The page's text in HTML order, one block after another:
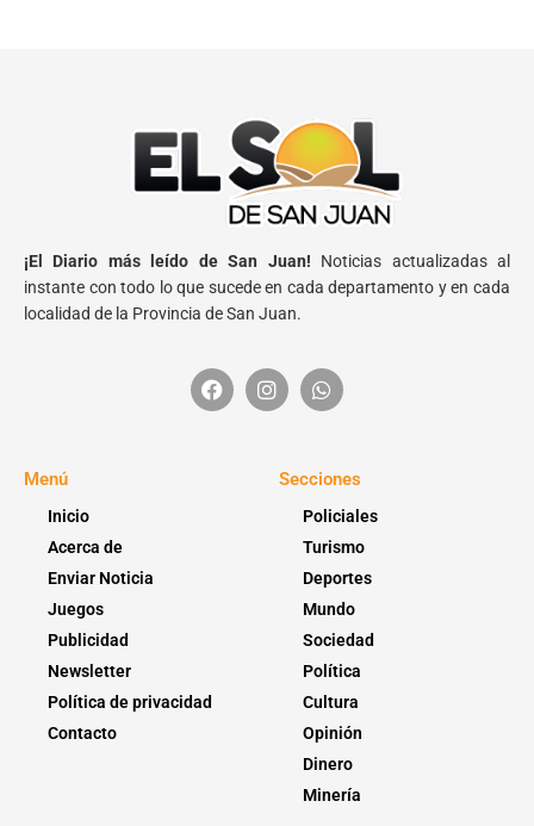
¡El Diario más leído de San Juan! Noticias actualizadas al
instante con todo lo que sucede en cada departamento y en cada
localidad de la Provincia de San Juan.
Menú
Inicio
Acerca de
Enviar Noticia
Juegos
Publicidad
Newsletter
Política de privacidad
Contacto
Secciones
Policiales
Turismo
Deportes
Mundo
Sociedad
Política
Cultura
Opinión
Dinero
Minería